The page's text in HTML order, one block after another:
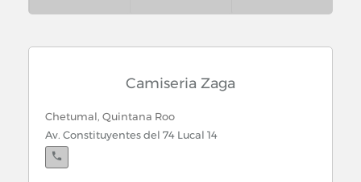
Reconstructiva
Civiles y Contratistas (Profesionistas)
Camiseria Zaga
Chetumal, Quintana Roo
Av. Constituyentes del 74 Lucal 14